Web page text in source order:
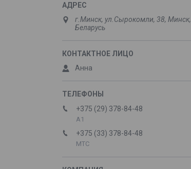
г.Минск, ул.Сырокомли, 38, Минск,
Беларусь
Анна
+375 (29) 378-84-48
А1
+375 (33) 378-84-48
МТС